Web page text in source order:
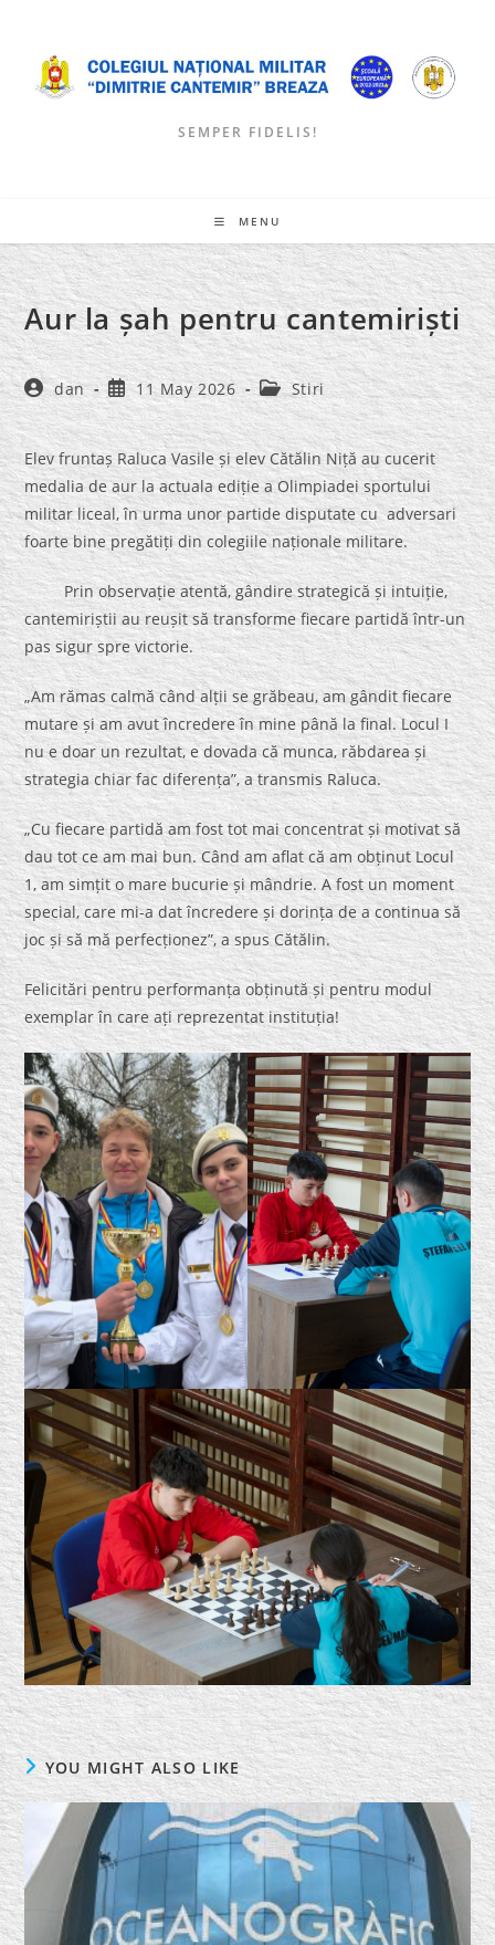
content
SEMPER FIDELIS!
MENU
Aur la șah pentru cantemiriști
Post
author:
dan
Post
published:
11 May 2026
Post
category:
Stiri
Elev fruntaș Raluca Vasile și elev Cătălin Niță au cucerit
medalia de aur la actuala ediție a Olimpiadei sportului
militar liceal, în urma unor partide disputate cu adversari
foarte bine pregătiți din colegiile naționale militare.
Prin observație atentă, gândire strategică și intuiție,
cantemiriștii au reușit să transforme fiecare partidă într-un
pas sigur spre victorie.
„Am rămas calmă când alții se grăbeau, am gândit fiecare
mutare și am avut încredere în mine până la final. Locul I
nu e doar un rezultat, e dovada că munca, răbdarea și
strategia chiar fac diferența”, a transmis Raluca.
„Cu fiecare partidă am fost tot mai concentrat și motivat să
dau tot ce am mai bun. Când am aflat că am obținut Locul
1, am simțit o mare bucurie și mândrie. A fost un moment
special, care mi-a dat încredere și dorința de a continua să
joc și să mă perfecționez”, a spus Cătălin.
Felicitări pentru performanța obținută și pentru modul
exemplar în care ați reprezentat instituția!
YOU MIGHT ALSO LIKE